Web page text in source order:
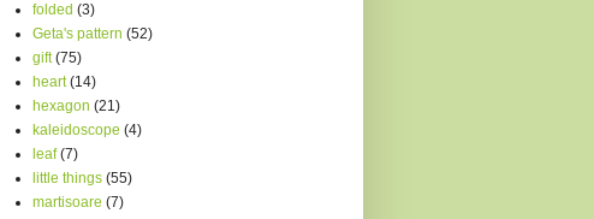
folded (3)
Geta's pattern (52)
gift (75)
heart (14)
hexagon (21)
kaleidoscope (4)
leaf (7)
little things (55)
martisoare (7)